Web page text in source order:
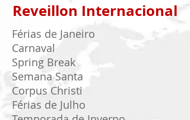
Reveillon Internacional
Férias de Janeiro
Carnaval
Spring Break
Semana Santa
Corpus Christi
Férias de Julho